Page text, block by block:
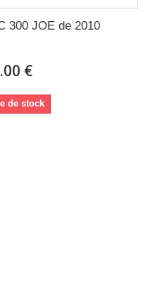
300 JOE de 2010
€
de stock